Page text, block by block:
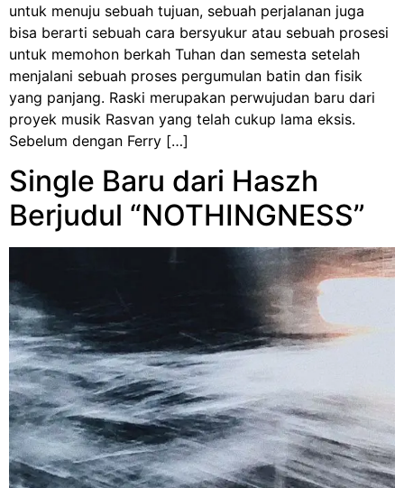
untuk menuju sebuah tujuan, sebuah perjalanan juga
bisa berarti sebuah cara bersyukur atau sebuah prosesi
untuk memohon berkah Tuhan dan semesta setelah
menjalani sebuah proses pergumulan batin dan fisik
yang panjang. Raski merupakan perwujudan baru dari
proyek musik Rasvan yang telah cukup lama eksis.
Sebelum dengan Ferry […]
Single Baru dari Haszh
Berjudul “NOTHINGNESS”